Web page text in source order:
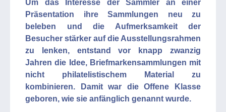
Um das Interesse der Sammler an einer
Präsentation ihre Sammlungen neu zu
beleben und die Aufmerksamkeit der
Besucher stärker auf die Ausstellungsrahmen
zu lenken, entstand vor knapp zwanzig
Jahren die Idee, Briefmarkensammlungen mit
nicht philatelistischem Material zu
kombinieren. Damit war die Offene Klasse
geboren, wie sie anfänglich genannt wurde.